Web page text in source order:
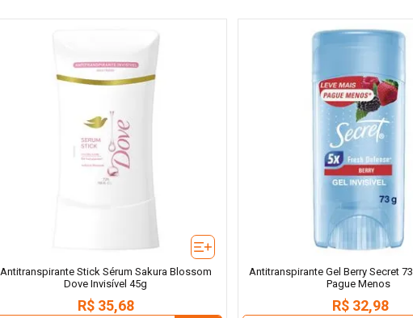
Antitranspirante Stick Sérum Sakura Blossom
Dove Invisível 45g
R$ 35,68
Antitranspirante Gel Berry Secret
Pague Menos
R$ 32,98